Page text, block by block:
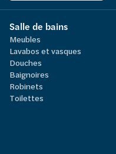
Salle de bains
Meubles
Lavabos et vasques
Douches
Baignoires
Robinets
Toilettes